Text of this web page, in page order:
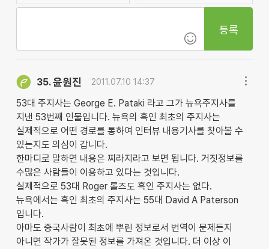
등록
35.윤원진 2011.07.10 14:37
53대 주지사는 George E. Pataki 라고 그가 뉴욕주지사를
지낸 53번째 인물입니다. 뉴욕의 흑인 최초의 주지사는
실제적으로 어떤 경로를 통하여 인터뷰 내용기사를 찾아볼 수
있는지도 의심이 갑니다.
한마디로 말하면 내용은 찌라지라고 보면 됩니다. 거짓정보를
수많은 사람들이 이용하고 있다는 것입니다.
실제적으로 53대 Roger 롤즈도 흑인 주지사는 없다.
뉴욕에서는 흑인 최초의 주지사는 55대 David A Paterson
입니다.
아마도 중국사람이 최초에 뿌린 정보로서 번역이 문제든지
아니면 작가가 잘못된 정보를 가져온 것입니다. 더 이상 이